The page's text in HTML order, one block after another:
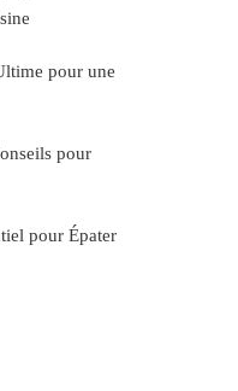
pour une
pour
pour Épater